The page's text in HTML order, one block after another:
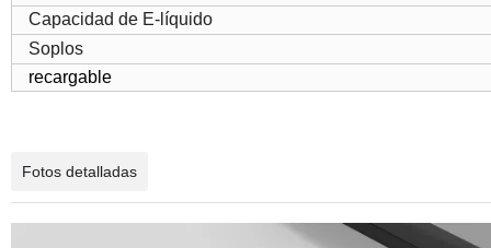
Capacidad de E-líquido
Soplos
recargable
Fotos detalladas